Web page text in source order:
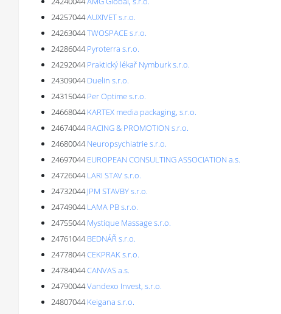
24257044AUXIVET s.r.o.
24263044TWOSPACE s.r.o.
24286044 Pyroterra s.r.o.
24292044 Praktický lékař Nymburk s.r.o.
24309044 Duelin s.r.o.
24315044 Per Optime s.r.o.
24668044 KARTEX media packaging, s.r.o.
24674044 RACING & PROMOTION s.r.o.
24680044 Neuropsychiatrie s.r.o.
24697044 EUROPEAN CONSULTING ASSOCIATION a.s.
24726044 LARI STAV s.r.o.
24732044 JPM STAVBY s.r.o.
24749044 LAMA PB s.r.o.
24755044 Mystique Massage s.r.o.
24761044 BEDNÁŘ s.r.o.
24778044CEKPRAK s.r.o.
24784044CANVAS a.s.
24790044Vandexo Invest, s.r.o.
24807044 Keigana s.r.o.